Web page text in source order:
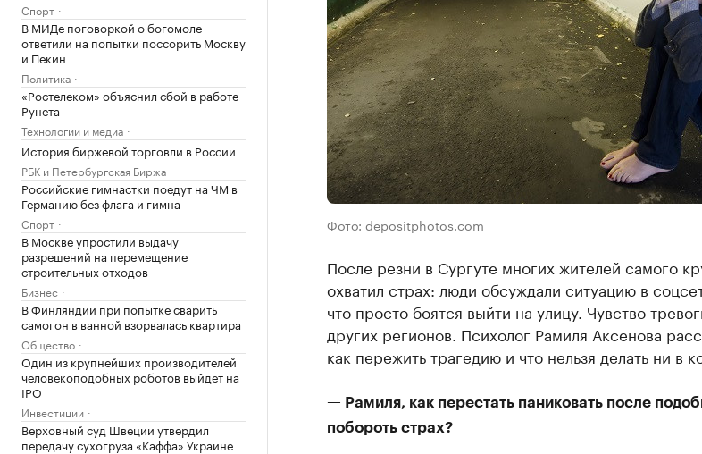
Спорт
В МИДе поговоркой о богомоле
ответили на попытки поссорить Москву
и Пекин
Политика
«Ростелеком» объяснил сбой в работе
Рунета
Технологии и медиа
История биржевой торговли в России
РБК и Петербургская Биржа
Российские гимнастки поедут на ЧМ в
Германию без флага и гимна
Спорт
В Москве упростили выдачу
разрешений на перемещение
строительных отходов
Бизнес
В Финляндии при попытке сварить
самогон в ванной взорвалась квартира
Общество
Один из крупнейших производителей
человекоподобных роботов выйдет на
IPO
Инвестиции
Верховный суд Швеции утвердил
передачу сухогруза «Каффа» Украине
Фото: depositphotos.com
После резни в Сургуте многих жителей самого
охватил страх: люди обсуждали ситуацию в
что просто боятся выйти на улицу. Чувство
других регионов. Психолог Рамиля Аксенова
как пережить трагедию и что нельзя делать ни в
— Рамиля, как перестать паниковать после
побороть страх?